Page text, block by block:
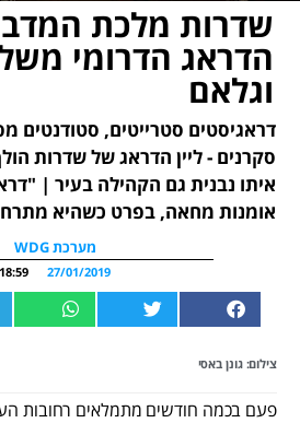
שדרות מלכת
הדראג הדרומי
וגלאם
דראגיסטים סטרייטים, סטודנטים
סקרנים - ליין הדראג של שדרות
איתו נבנית גם הקהילה בעיר |
אומנות מחאה, בפרט כשהיא
מערכת WDG
27/01/2019
18:59
צילום: גונן באסי
פעם בכמה חודשים מתמלאים רחובות